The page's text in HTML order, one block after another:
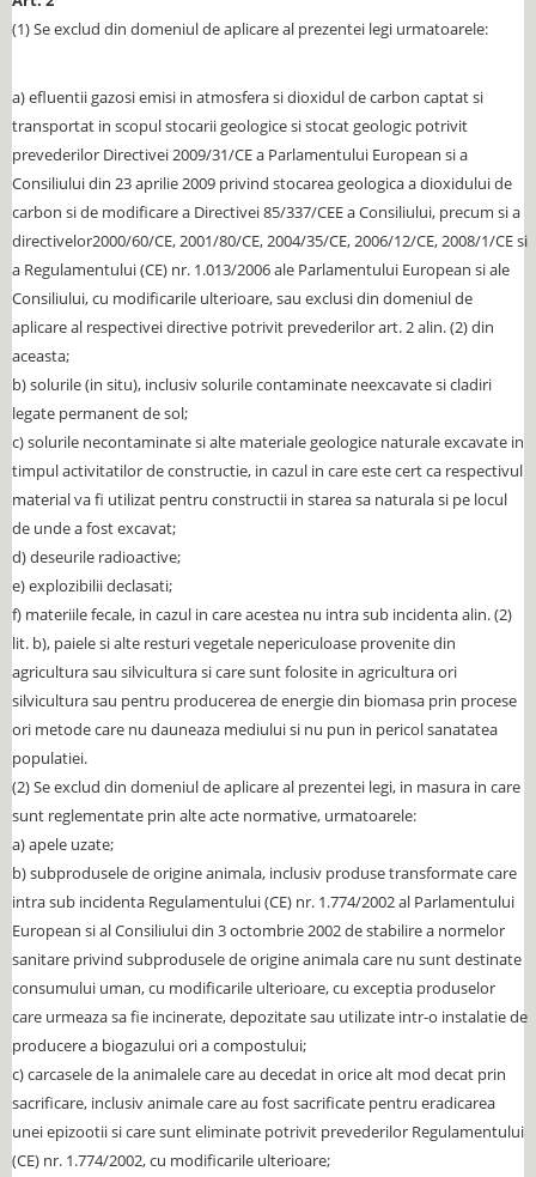
(1) Se exclud din domeniul de aplicare al prezentei legi urmatoarele:
a) efluentii gazosi emisi in atmosfera si dioxidul de carbon captat si
transportat in scopul stocarii geologice si stocat geologic potrivit
prevederilor Directivei 2009/31/CE a Parlamentului European si a
Consiliului din 23 aprilie 2009 privind stocarea geologica a dioxidului de
carbon si de modificare a Directivei 85/337/CEE a Consiliului, precum si a
directivelor2000/60/CE, 2001/80/CE, 2004/35/CE, 2006/12/CE, 2008/1/CE si
a Regulamentului (CE) nr. 1.013/2006 ale Parlamentului European si ale
Consiliului, cu modificarile ulterioare, sau exclusi din domeniul de
aplicare al respectivei directive potrivit prevederilor art. 2 alin. (2) din
aceasta;
b) solurile (in situ), inclusiv solurile contaminate neexcavate si cladiri
legate permanent de sol;
c) solurile necontaminate si alte materiale geologice naturale excavate in
timpul activitatilor de constructie, in cazul in care este cert ca respectivul
material va fi utilizat pentru constructii in starea sa naturala si pe locul
de unde a fost excavat;
d) deseurile radioactive;
e) explozibilii declasati;
f) materiile fecale, in cazul in care acestea nu intra sub incidenta alin. (2)
lit. b), paiele si alte resturi vegetale nepericuloase provenite din
agricultura sau silvicultura si care sunt folosite in agricultura ori
silvicultura sau pentru producerea de energie din biomasa prin procese
ori metode care nu dauneaza mediului si nu pun in pericol sanatatea
populatiei.
(2) Se exclud din domeniul de aplicare al prezentei legi, in masura in care
sunt reglementate prin alte acte normative, urmatoarele:
a) apele uzate;
b) subprodusele de origine animala, inclusiv produse transformate care
intra sub incidenta Regulamentului (CE) nr. 1.774/2002 al Parlamentului
European si al Consiliului din 3 octombrie 2002 de stabilire a normelor
sanitare privind subprodusele de origine animala care nu sunt destinate
consumului uman, cu modificarile ulterioare, cu exceptia produselor
care urmeaza sa fie incinerate, depozitate sau utilizate intr-o instalatie de
producere a biogazului ori a compostului;
c) carcasele de la animalele care au decedat in orice alt mod decat prin
sacrificare, inclusiv animale care au fost sacrificate pentru eradicarea
unei epizootii si care sunt eliminate potrivit prevederilor Regulamentului
(CE) nr. 1.774/2002, cu modificarile ulterioare;